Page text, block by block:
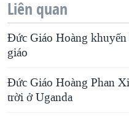
Liên quan
Đức Giáo Hoàng
giáo
Đức Giáo Hoàng Phan
trời ở Uganda